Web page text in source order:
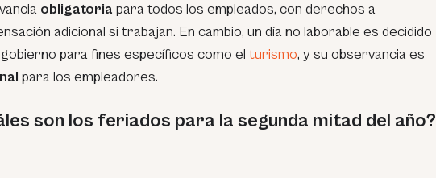
obligatoria para todos los empleados, con derechos a
adicional si trabajan. En cambio, un día no laborable es decidido
para fines específicos como el turismo, y su observancia es
para los empleadores.
son los feriados para la segunda mitad del año?